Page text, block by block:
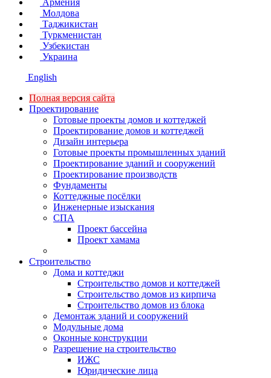
Армения
Молдова
Таджикистан
Туркменистан
Узбекистан
Украина
English
Полная версия сайта
Проектирование
Готовые проекты домов и коттеджей
Проектирование домов и коттеджей
Дизайн интерьера
Готовые проекты промышленных зданий
Проектирование зданий и сооружений
Проектирование производств
Фундаменты
Коттеджные посёлки
Инженерные изыскания
СПА
Проект бассейна
Проект хамама
Строительство
Дома и коттеджи
Строительство домов и коттеджей
Строительство домов из кирпича
Строительство домов из блока
Демонтаж зданий и сооружений
Модульные дома
Оконные конструкции
Разрешение на строительство
ИЖС
Юридические лица